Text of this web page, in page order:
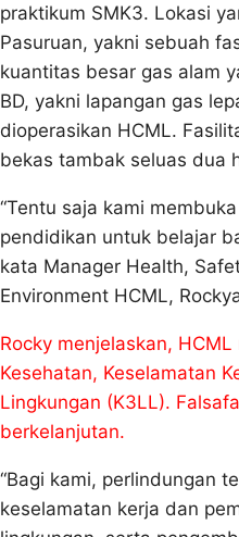
praktikum SMK3. Lokasi
Pasuruan, yakni sebuah
kuantitas besar gas alam
BD, yakni lapangan gas
dioperasikan HCML.
bekas tambak seluas dua
“Tentu saja kami
pendidikan untuk belajar
kata Manager Health,
Environment HCML,
Rocky menjelaskan,
Kesehatan, Keselamatan
Lingkungan (K3LL).
berkelanjutan.
“Bagi kami, perlindungan
keselamatan kerja dan